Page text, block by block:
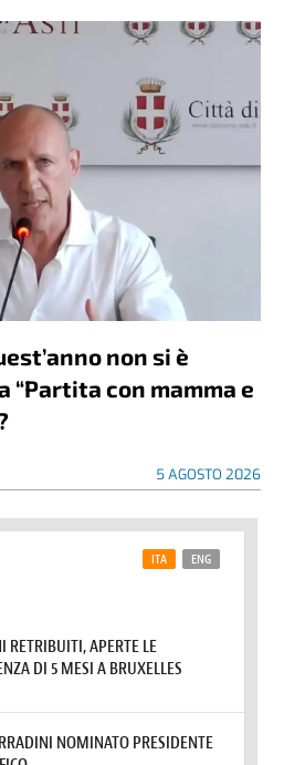
non si è
“Partita con mamma e
5 AGOSTO 2026